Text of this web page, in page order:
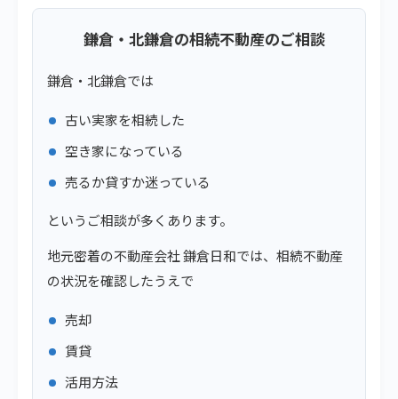
鎌倉・北鎌倉の相続不動産のご相談
鎌倉・北鎌倉では
古い実家を相続した
空き家になっている
売るか貸すか迷っている
というご相談が多くあります。
地元密着の不動産会社 鎌倉日和では、相続不動産
の状況を確認したうえで
売却
賃貸
活用方法